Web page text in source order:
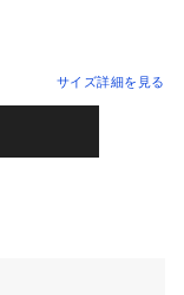
サイズ詳細を見る